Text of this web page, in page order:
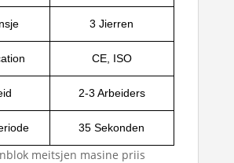
3 Jierren
CE, ISO
2-3 Arbeiders
35 Sekonden
meitsjen masine priis